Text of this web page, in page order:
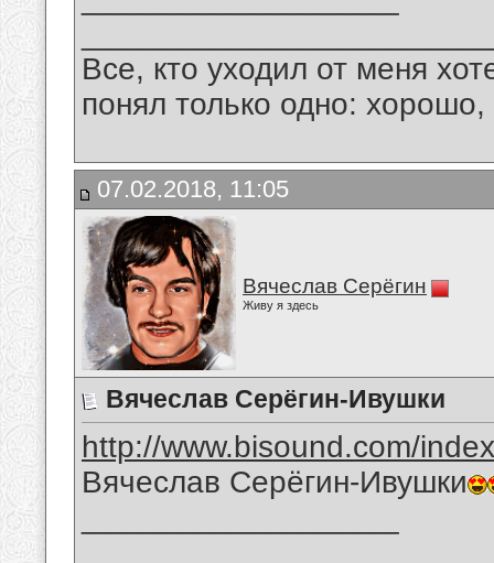
Все, кто уходил от меня
понял только одно:
07.02.2018, 11:05
Вячеслав Серёгин
Живу я здесь
Вячеслав Серёгин-Ивушки
http://www.bisound.com/
Вячеслав Серёгин-Ивушки